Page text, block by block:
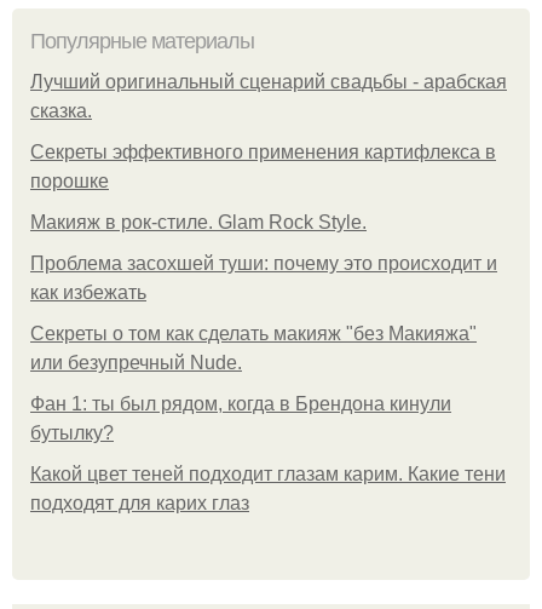
Популярные материалы
Лучший оригинальный сценарий свадьбы - арабская
сказка.
Секреты эффективного применения картифлекса в
порошке
Макияж в рок-стиле. Glam Rock Style.
Проблема засохшей туши: почему это происходит и
как избежать
Секреты о том как сделать макияж "без Макияжа"
или безупречный Nude.
Фан 1: ты был рядом, когда в Брендона кинули
бутылку?
Какой цвет теней подходит глазам карим. Какие тени
подходят для карих глаз